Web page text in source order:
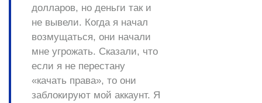
долларов, но деньги так и
не вывели. Когда я начал
возмущаться, они начали
мне угрожать. Сказали, что
если я не перестану
«качать права», то они
заблокируют мой аккаунт. Я